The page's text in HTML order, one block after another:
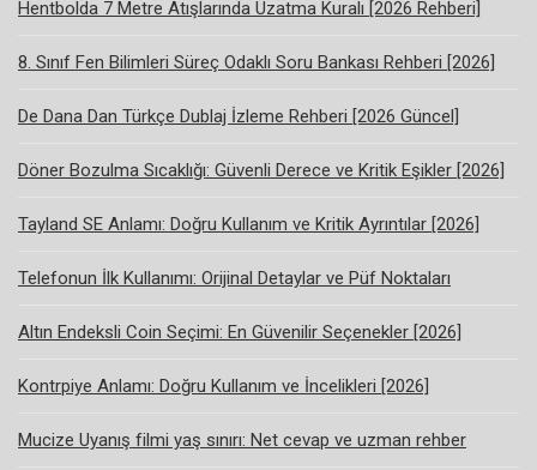
Hentbolda 7 Metre Atışlarında Uzatma Kuralı [2026 Rehberi]
8. Sınıf Fen Bilimleri Süreç Odaklı Soru Bankası Rehberi [2026]
De Dana Dan Türkçe Dublaj İzleme Rehberi [2026 Güncel]
Döner Bozulma Sıcaklığı: Güvenli Derece ve Kritik Eşikler [2026]
Tayland SE Anlamı: Doğru Kullanım ve Kritik Ayrıntılar [2026]
Telefonun İlk Kullanımı: Orijinal Detaylar ve Püf Noktaları
Altın Endeksli Coin Seçimi: En Güvenilir Seçenekler [2026]
Kontrpiye Anlamı: Doğru Kullanım ve İncelikleri [2026]
Mucize Uyanış filmi yaş sınırı: Net cevap ve uzman rehber